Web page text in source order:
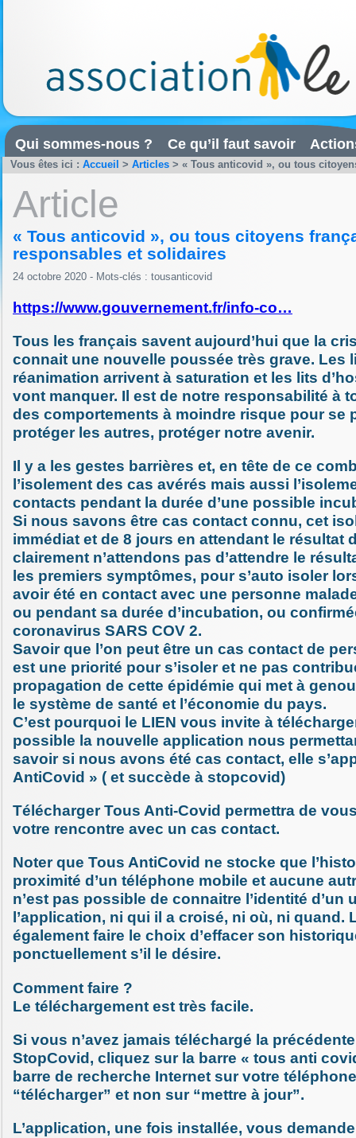
Qui sommes-nous ? Ce qu’il faut savoir
Vous êtes ici : Accueil > Articles > « Tous anticovid », ou tous
Article
« Tous anticovid », ou tous citoyens
responsables et solidaires
24 octobre 2020 - Mots-clés : tousanticovid
https://www.gouvernement.fr/info-co…
Tous les français savent aujourd’hui que la
connait une nouvelle poussée très grave. Les
réanimation arrivent à saturation et les lits
vont manquer. Il est de notre responsabilité à
des comportements à moindre risque pour se
protéger les autres, protéger notre avenir.
Il y a les gestes barrières et, en tête de ce
l’isolement des cas avérés mais aussi
contacts pendant la durée d’une possible
Si nous savons être cas contact connu, cet
immédiat et de 8 jours en attendant le résultat
clairement n’attendons pas d’attendre le
les premiers symptômes, pour s’auto isoler
avoir été en contact avec une personne
ou pendant sa durée d’incubation, ou
coronavirus SARS COV 2.
Savoir que l’on peut être un cas contact de
est une priorité pour s’isoler et ne pas
propagation de cette épidémie qui met à
le système de santé et l’économie du pays.
C’est pourquoi le LIEN vous invite à
possible la nouvelle application nous
savoir si nous avons été cas contact, elle
AntiCovid » ( et succède à stopcovid)
Télécharger Tous Anti-Covid permettra de
votre rencontre avec un cas contact.
Noter que Tous AntiCovid ne stocke que
proximité d’un téléphone mobile et aucune
n’est pas possible de connaitre l’identité d’un
l’application, ni qui il a croisé, ni où, ni quand.
également faire le choix d’effacer son
ponctuellement s’il le désire.
Comment faire ?
Le téléchargement est très facile.
Si vous n’avez jamais téléchargé la
StopCovid, cliquez sur la barre « tous anti
barre de recherche Internet sur votre
“télécharger” et non sur “mettre à jour”.
L’application, une fois installée, vous